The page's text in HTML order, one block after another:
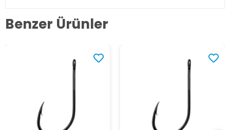
Benzer Ürünler